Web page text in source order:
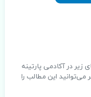
زیر در آکادمی پارتینه
این مطالب را